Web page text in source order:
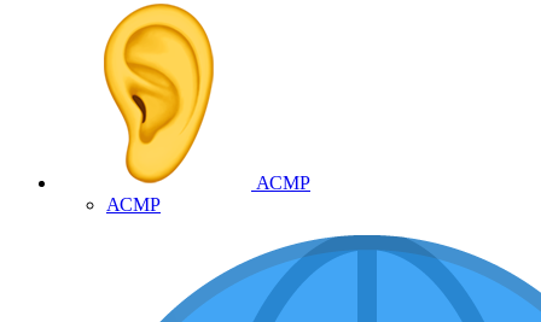
АСМР
АСМР